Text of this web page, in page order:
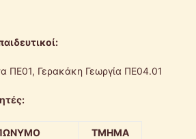
ΠΕ01, Γερακάκη Γεωργία ΠΕ04.01
ΤΜΗΜΑ